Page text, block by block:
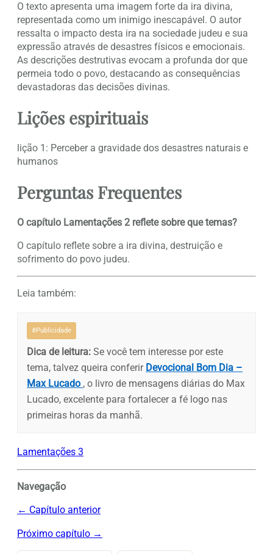
O texto apresenta uma imagem forte da ira divina,
representada como um inimigo inescapável. O autor
ressalta o impacto desta ira na sociedade judeu e sua
expressão através de desastres físicos e emocionais.
As descrições destrutivas evocam a profunda dor que
permeia todo o povo, destacando as consequências
devastadoras das decisões divinas.
Lições espirituais
lição 1: Perceber a gravidade dos desastres naturais e
humanos
Perguntas Frequentes
O capítulo Lamentações 2 reflete sobre que temas?
O capítulo reflete sobre a ira divina, destruição e
sofrimento do povo judeu.
Leia também:
#Publicidade
Dica de leitura: Se você tem interesse por este
tema, talvez queira conferir Devocional Bom Dia –
Max Lucado , o livro de mensagens diárias do Max
Lucado, excelente para fortalecer a fé logo nas
primeiras horas da manhã.
Lamentações 3
Navegação
← Capítulo anterior
Próximo capítulo →